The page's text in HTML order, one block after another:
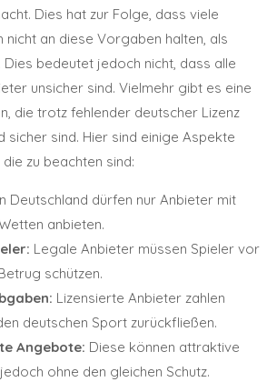
Dies hat zur Folge, dass viele
nicht an diese Vorgaben halten, als
Dies bedeutet jedoch nicht, dass alle
unsicher sind. Vielmehr gibt es eine
die trotz fehlender deutscher Lizenz
sicher sind. Hier sind einige Aspekte
zu beachten sind:
Deutschland dürfen nur Anbieter mit
anbieten.
Legale Anbieter müssen Spieler vor
schützen.
Lizensierte Anbieter zahlen
deutschen Sport zurückfließen.
Angebote: Diese können attraktive
ohne den gleichen Schutz.